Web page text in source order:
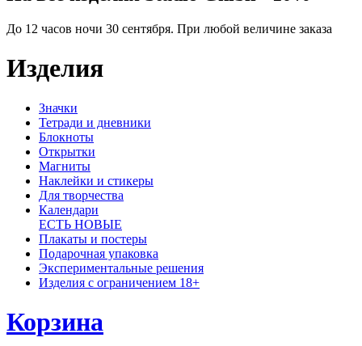
До 12 часов ночи 30 сентября. При любой величине заказа
Изделия
Значки
Тетради и дневники
Блокноты
Открытки
Магниты
Наклейки и стикеры
Для творчества
Календари
ЕСТЬ НОВЫЕ
Плакаты и постеры
Подарочная упаковка
Экспериментальные решения
Изделия с ограничением 18+
Корзина